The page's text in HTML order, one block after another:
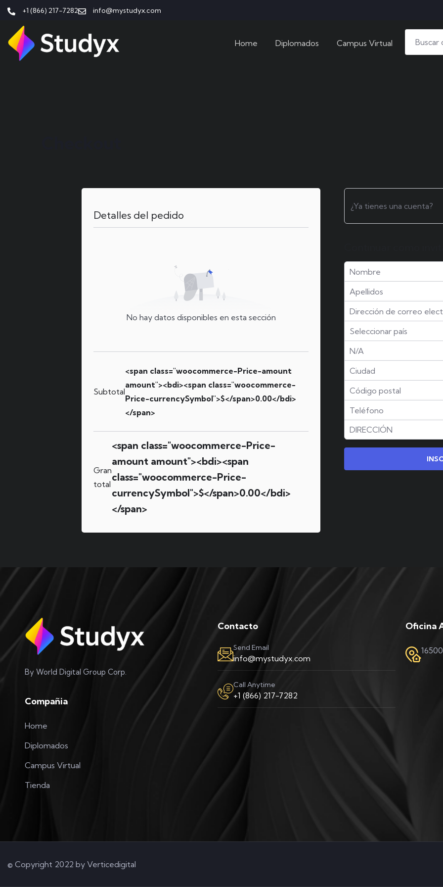
+1 (866) 217-7282 info@mystudyx.com
Home Diplomados Campus Virtual
Detalles del pedido
No hay datos disponibles en esta sección
Subtotal
<span class="woocommerce-Price-amount
amount"><bdi><span class="woocommerce-
Price-currencySymbol">$</span>0.00</bdi>
</span>
Gran
total
<span class="woocommerce-Price-
amount amount"><bdi><span
class="woocommerce-Price-
currencySymbol">$</span>0.00</bdi>
</span>
¿Ya tienes una cuenta?
By World Digital Group Corp.
Compañia
Home
Diplomados
Campus Virtual
Tienda
Contacto
Send Email
info@mystudyx.com
Call Anytime
+1 (866) 217-7282
Oficina
© Copyright 2022 by Verticedigital